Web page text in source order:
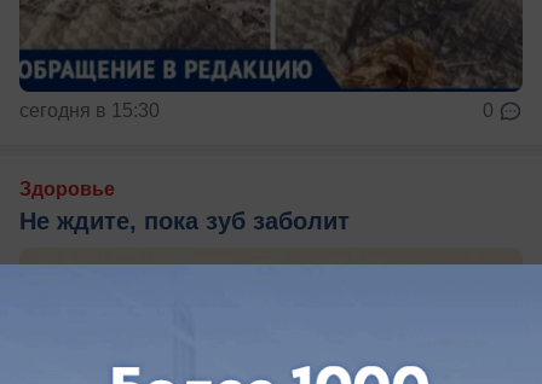
сегодня в 15:30 0
Здоровье
Не ждите, пока зуб заболит